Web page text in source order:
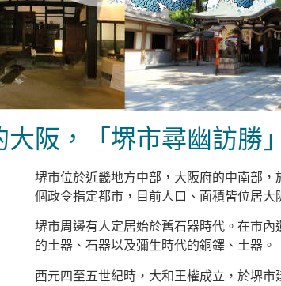
大阪，「堺市尋幽訪勝
堺市位於近畿地方中部，大阪府的中南部
個政令指定都市，目前人口、面積皆位居大
堺市周邊有人定居始於舊石器時代。在市
的土器、石器以及彌生時代的銅鐸、土器。
西元四至五世紀時，大和王權成立，於堺